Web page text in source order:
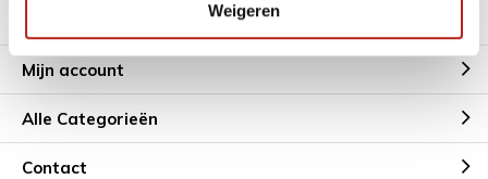
Weigeren
Mijn account
Alle Categorieën
Contact